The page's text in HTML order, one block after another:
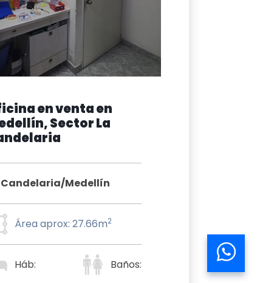
en venta en
Sector La
Candelaria/Medellín
Área aprox: 27.66m2
Háb: Baños: